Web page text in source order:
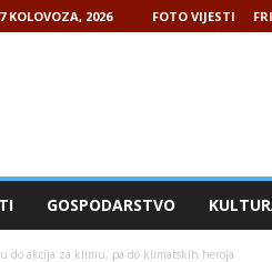
KOLOVOZA, 2026 FOTO VIJESTI
GOSPODARSTVO
do akcija za klimu, pa do klimatskih heroja